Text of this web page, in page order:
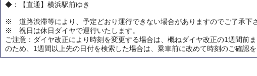
◆：【直通】横浜駅前ゆき
※ 道路渋滞等により、予定どおり運行できない場合がありますのでご了承下さ
※ 祝日は休日ダイヤで運行いたします。
ご注意：ダイヤ改正により時刻を変更する場合は、概ねダイヤ改正の1週間前
のため、1週間以上先の日付を検索した場合は、乗車前に改めて時刻のご確認を